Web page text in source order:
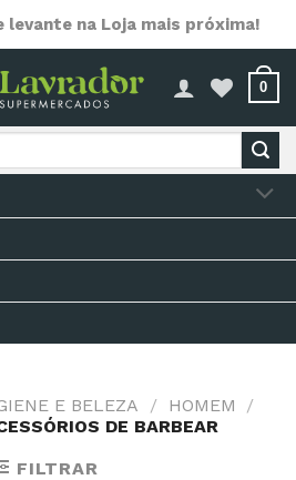
levante na Loja mais próxima!
0
E BELEZA / HOMEM
/
DE BARBEAR
FILTRAR